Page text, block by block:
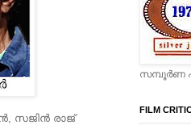
സജിന്‍ രാജ്
സമ്പൂര്‍ണ
FILM